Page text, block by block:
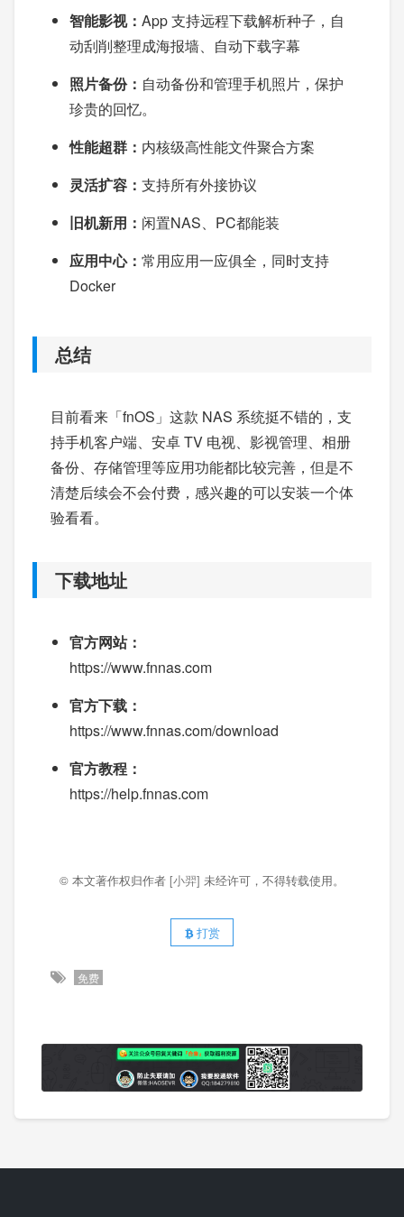
智能影视： App 支持远程下载解析种子，自
动刮削整理成海报墙、自动下载字幕
照片备份： 自动备份和管理手机照片，保护
珍贵的回忆。
性能超群： 内核级高性能文件聚合方案
灵活扩容： 支持所有外接协议
旧机新用： 闲置NAS、PC都能装
应用中心： 常用应用一应俱全，同时支持
Docker
总结
目前看来「fnOS」这款 NAS 系统挺不错的，支
持手机客户端、安卓 TV 电视、影视管理、相册
备份、存储管理等应用功能都比较完善，但是不
清楚后续会不会付费，感兴趣的可以安装一个体
验看看。
下载地址
官方网站：
https://www.fnnas.com
官方下载：
https://www.fnnas.com/download
官方教程：
https://help.fnnas.com
© 本文著作权归作者 [小羿] 未经许可，不得转载使用。
打赏
免费